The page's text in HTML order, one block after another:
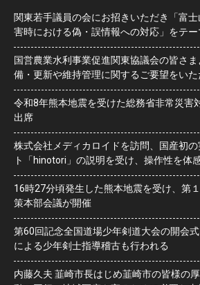
関東若手議員の会にお招きいただき「富
害時における偽・誤情報への対応」をテ
国営農業水利事業促進関東協議会の皆さ
備・更新や維持管理に関するご要望をいた
令和8年熊本地震を受けた総務省非常災害
出席
株式会社メディカロイドを訪問、国産初
ト「hinotori」の説明を受け、操作性を体
16時27分頃発生した熊本地震を受け、第
策本部会議が開催
第60回記念全国道場少年剣道大会の開会
による少年剣士指導稽古も行われる
内藤久夫 韮崎市長はじめ韮崎市の皆様の